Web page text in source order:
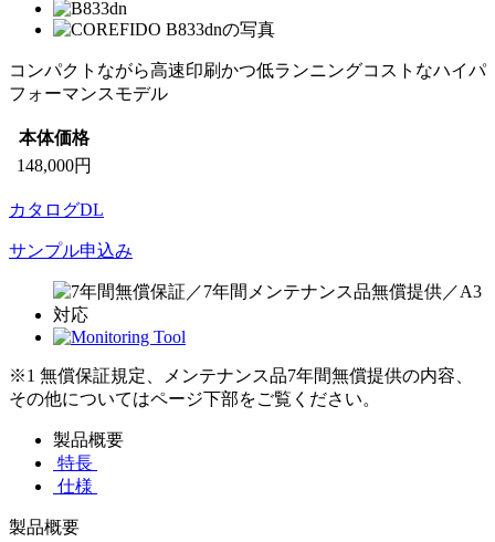
コンパクトながら高速印刷かつ低ランニングコストなハイパ
フォーマンスモデル
本体価格
148,000円
カタログDL
サンプル申込み
※1 無償保証規定、メンテナンス品7年間無償提供の内容、
その他についてはページ下部をご覧ください。
製品概要
特長
仕様
製品概要